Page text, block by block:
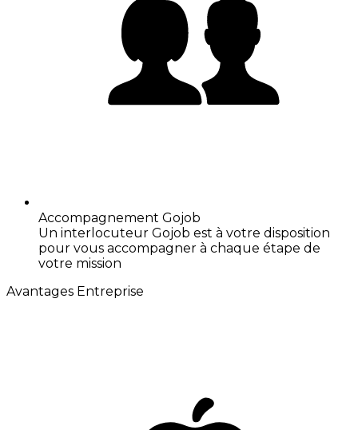
Accompagnement Gojob
Un interlocuteur Gojob est à votre disposition
pour vous accompagner à chaque étape de
votre mission
Avantages Entreprise